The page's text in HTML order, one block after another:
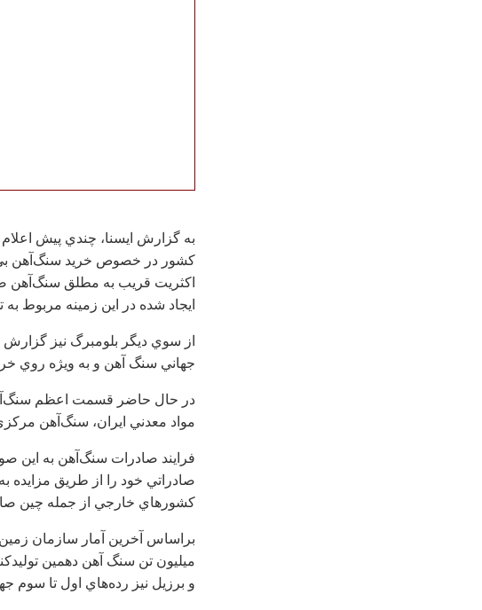
به گزارش ايسنا، چندي پيش اعلام
كشور در خصوص خريد سنگ‌آهن
اكثريت قريب به مطلق سنگ‌آهن
ايجاد شده در اين زمينه مربوط
از سوي ديگر بلومبرگ نيز گزارش
جهاني سنگ آهن و به ويژه روي
در حال حاضر قسمت اعظم
مواد معدني ايران، ‌سنگ‌آهن
فرايند صادرات سنگ‌آهن به اين
صادراتي خود را از طريق مزايده
كشورهاي خارجي از جمله چين
ميليون تن سنگ آهن دهمين
و برزيل نيز رده‌هاي اول تا سوم